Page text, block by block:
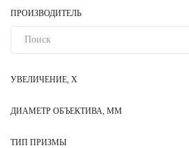
ПРОИЗВОДИТЕЛЬ
УВЕЛИЧЕНИЕ, Х
ДИАМЕТР ОБЪЕКТИВА, ММ
ТИП ПРИЗМЫ